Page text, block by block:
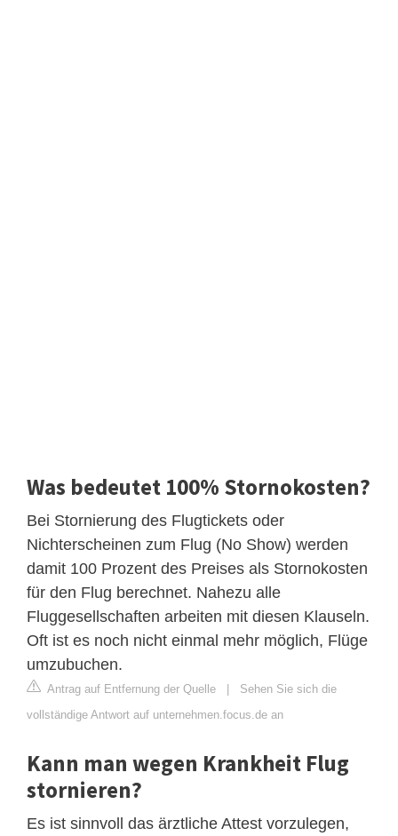
Was bedeutet 100% Stornokosten?
Bei Stornierung des Flugtickets oder
Nichterscheinen zum Flug (No Show) werden
damit 100 Prozent des Preises als Stornokosten
für den Flug berechnet. Nahezu alle
Fluggesellschaften arbeiten mit diesen Klauseln.
Oft ist es noch nicht einmal mehr möglich, Flüge
umzubuchen.
Antrag auf Entfernung der Quelle | Sehen Sie sich die
vollständige Antwort auf unternehmen.focus.de an
Kann man wegen Krankheit Flug
stornieren?
Es ist sinnvoll das ärztliche Attest vorzulegen,